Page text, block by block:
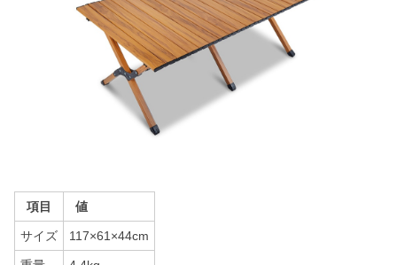
項目 値
サイズ 117×61×44cm